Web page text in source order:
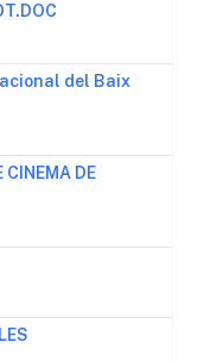
del Baix
CINEMA DE